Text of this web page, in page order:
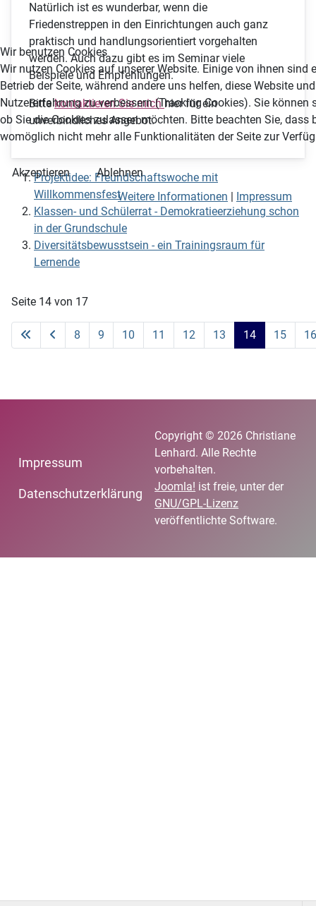
Natürlich ist es wunderbar, wenn die
Friedenstreppen in den Einrichtungen auch ganz
praktisch und handlungsorientiert vorgehalten
werden. Auch dazu gibt es im Seminar viele
Beispiele und Empfehlungen.
Bittekontaktieren Sie michhier für ein
unverbindliches Angebot.
Projektidee: Freundschaftswoche mit
Willkommensfest
Klassen- und Schülerrat - Demokratieerziehung schon
in der Grundschule
Diversitätsbewusstsein - ein Trainingsraum für
Lernende
Seite 14 von 17
8 9 10 11 12 13 14 15 16
Impressum
Datenschutzerklärung
Copyright © 2026 Christiane
Lenhard. Alle Rechte
vorbehalten.
Joomla! ist freie, unter der
GNU/GPL-Lizenz
veröffentlichte Software.
Wir benutzen Cookies
Wir nutzen Cookies auf unserer Website. Einige von ihnen sind
Betrieb der Seite, während andere uns helfen, diese Website
Nutzererfahrung zu verbessern (Tracking Cookies). Sie können
ob Sie die Cookies zulassen möchten. Bitte beachten Sie, dass
womöglich nicht mehr alle Funktionalitäten der Seite zur
Akzeptieren
Ablehnen
Weitere Informationen | Impressum